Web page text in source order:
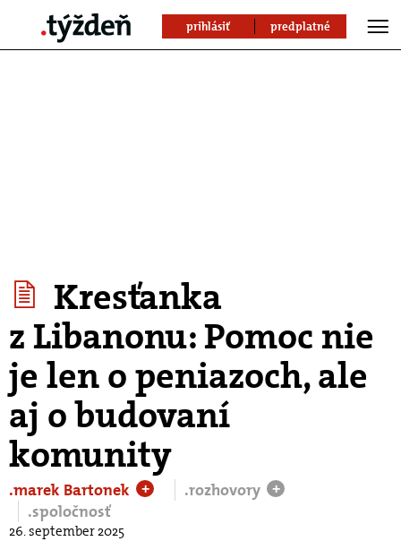
prihlásiť predplatné
Kresťanka
z Libanonu: Pomoc nie
je len o peniazoch, ale
aj o budovaní
komunity
.marek Bartonek + .rozhovory +
.spoločnosť
26. september 2025